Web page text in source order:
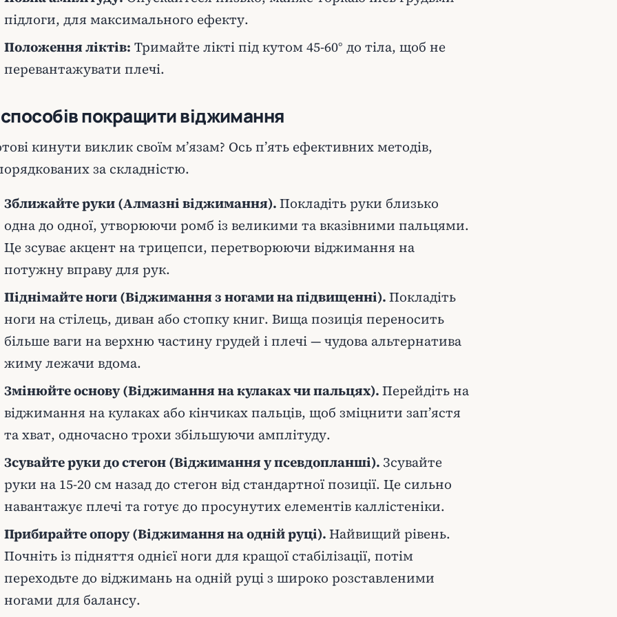
підлоги, для максимального ефекту.
Положення ліктів: Тримайте лікті під кутом 45-60° до тіла, щоб не
перевантажувати плечі.
покращити віджимання
кинути виклик своїм м’язам? Ось п’ять ефективних методів,
за складністю.
Зближайте руки (Алмазні віджимання).Покладіть руки близько
одна до одної, утворюючи ромб із великими та вказівними пальцями.
Це зсуває акцент на трицепси, перетворюючи віджимання на
потужну вправу для рук.
Піднімайте ноги (Віджимання з ногами на підвищенні).Покладіть
ноги на стілець, диван або стопку книг. Вища позиція переносить
більше ваги на верхню частину грудей і плечі — чудова альтернатива
жиму лежачи вдома.
Змінюйте основу (Віджимання на кулаках чи пальцях).Перейдіть на
віджимання на кулаках або кінчиках пальців, щоб зміцнити зап’ястя
та хват, одночасно трохи збільшуючи амплітуду.
Зсувайте руки до стегон (Віджимання у псевдопланші).Зсувайте
руки на 15-20 см назад до стегон від стандартної позиції. Це сильно
навантажує плечі та готує до просунутих елементів каллістеніки.
Прибирайте опору (Віджимання на одній руці).Найвищий рівень.
Почніть із підняття однієї ноги для кращої стабілізації, потім
переходьте до віджимань на одній руці з широко розставленими
ногами для балансу.